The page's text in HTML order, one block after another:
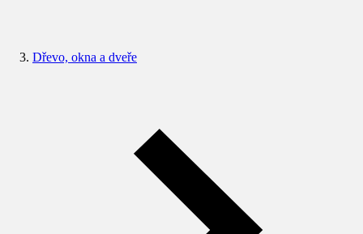
Dřevo, okna a dveře